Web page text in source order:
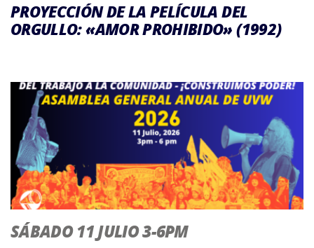
PROYECCIÓN DE LA PELÍCULA DEL
ORGULLO: «AMOR PROHIBIDO» (1992)
SÁBADO 11 JULIO 3-6PM